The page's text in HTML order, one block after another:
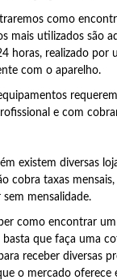
como
mais utilizados são
horas, realizado por
com o aparelho.
e com
existem diversas
cobra taxas
mensalidade.
como encontrar
basta que faça uma
receber diversas
o mercado oferece